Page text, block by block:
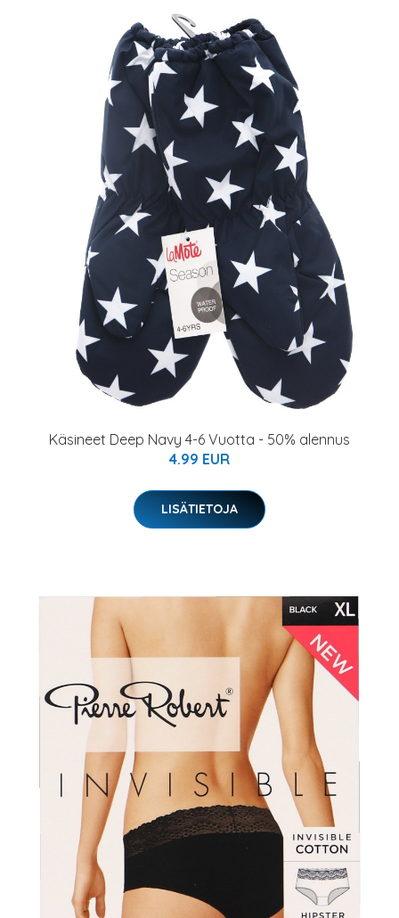
Käsineet Deep Navy 4-6 Vuotta - 50% alennus
4.99 EUR
LISÄTIETOJA